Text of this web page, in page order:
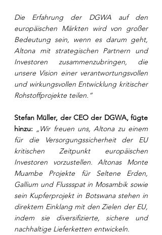
Die Erfahrung der DGWA auf den
europäischen Märkten wird von großer
Bedeutung sein, wenn es darum geht,
Altona mit strategischen Partnern und
Investoren zusammenzubringen, die
unsere Vision einer verantwortungsvollen
und wirkungsvollen Entwicklung kritischer
Rohstoffprojekte teilen.“
Stefan Müller, der CEO der DGWA, fügte
hinzu: „Wir freuen uns, Altona zu einem
für die Versorgungssicherheit der EU
kritischen Zeitpunkt europäischen
Investoren vorzustellen. Altonas Monte
Muambe Projekte für Seltene Erden,
Gallium und Flussspat in Mosambik sowie
sein Kupferprojekt in Botswana stehen in
direktem Einklang mit den Zielen der EU,
indem sie diversifizierte, sichere und
nachhaltige Lieferketten entwickeln.